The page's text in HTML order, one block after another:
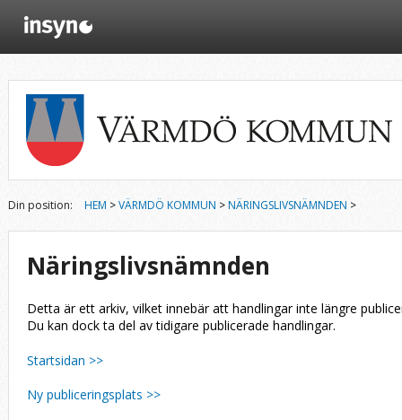
Din position: HEM >VÄRMDÖ KOMMUN >NÄRINGSLIVSNÄMNDEN >
Näringslivsnämnden
Detta är ett arkiv, vilket innebär att handlingar inte längre
Du kan dock ta del av tidigare publicerade handlingar.
Startsidan >>
Ny publiceringsplats >>